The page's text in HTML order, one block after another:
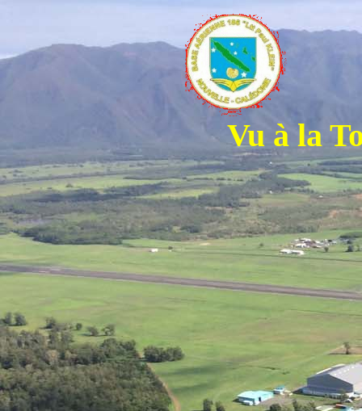
Vu à la